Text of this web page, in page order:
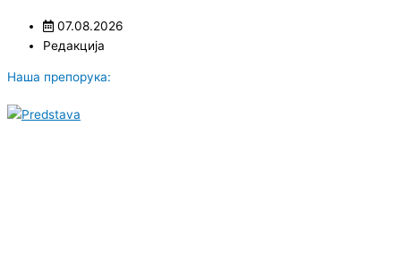
07.08.2026
Редакција
Наша препорука: